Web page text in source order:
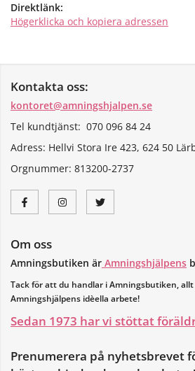
Direktlänk:
Högerklicka och kopiera adressen
Kontakta oss:
kontoret@amningshjalpen.se
Tel kundtjänst: 070 096 84 24
Adress: Hellvi Stora Ire 423, 624 50
Orgnummer: 813200-2737
Om oss
Amningsbutiken är Amningshjälpens
Tack för att du handlar i Amningsbutiken,
Amningshjälpens idèella arbete!
Sedan 1973 har vi stöttat
Prenumerera på nyhetsbrevet